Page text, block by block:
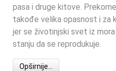
pasa i druge kitove.
takođe velika opasnost i za
jer se životinjski svet iz
stanju da se reprodukuje.
Opširnije...